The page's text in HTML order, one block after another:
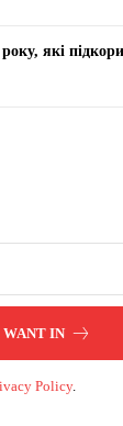
які
WANT IN
Policy.